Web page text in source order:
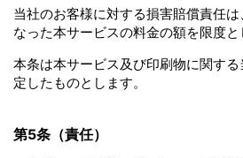
当社のお客様に対する損害賠償責任
なった本サービスの料金の額を限度と
本条は本サービス及び印刷物に関す
定したものとします。
第5条（責任）